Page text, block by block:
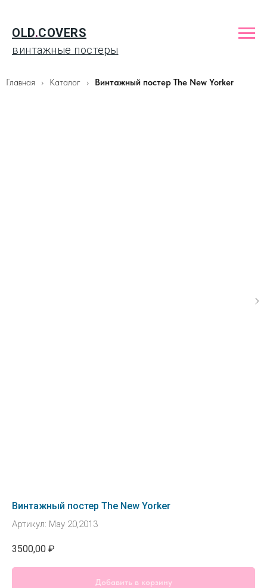
OLD.COVERS
винтажные постеры
Главная Каталог Винтажный постер The New Yorker
Винтажный постер The New Yorker
Артикул: May 20,2013
3500,00 ₽
Добавить в корзину